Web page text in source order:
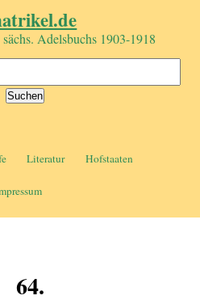
Adelsbuchs 1903-1918
Literatur Hofstaaten
64.